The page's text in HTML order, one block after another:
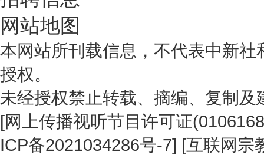
网站地图
本网站所刊载信息，不代表中新
授权。
未经授权禁止转载、摘编、复制
[网上传播视听节目许可证
ICP备2021034286号-7] [互联网宗